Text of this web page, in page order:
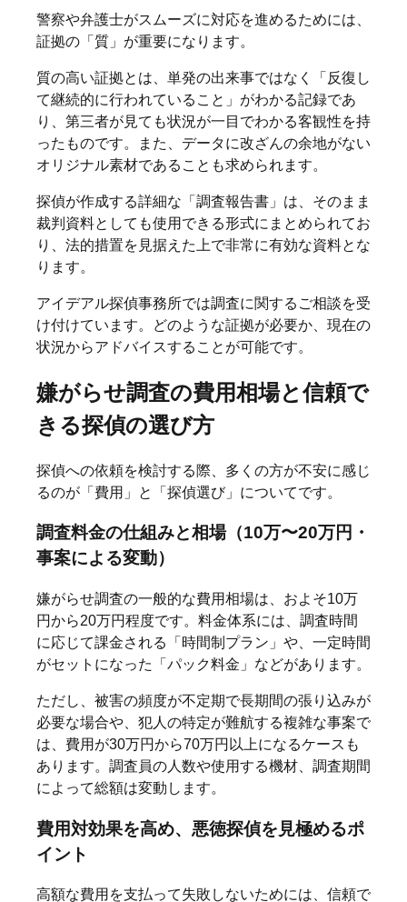
警察や弁護士がスムーズに対応を進めるためには、
証拠の「質」が重要になります。
質の高い証拠とは、単発の出来事ではなく「反復し
て継続的に行われていること」がわかる記録であ
り、第三者が見ても状況が一目でわかる客観性を持
ったものです。また、データに改ざんの余地がない
オリジナル素材であることも求められます。
探偵が作成する詳細な「調査報告書」は、そのまま
裁判資料としても使用できる形式にまとめられてお
り、法的措置を見据えた上で非常に有効な資料とな
ります。
アイデアル探偵事務所では調査に関するご相談を受
け付けています。どのような証拠が必要か、現在の
状況からアドバイスすることが可能です。
嫌がらせ調査の費用相場と信頼で
きる探偵の選び方
探偵への依頼を検討する際、多くの方が不安に感じ
るのが「費用」と「探偵選び」についてです。
調査料金の仕組みと相場（10万〜20万円・
事案による変動）
嫌がらせ調査の一般的な費用相場は、およそ10万
円から20万円程度です。料金体系には、調査時間
に応じて課金される「時間制プラン」や、一定時間
がセットになった「パック料金」などがあります。
ただし、被害の頻度が不定期で長期間の張り込みが
必要な場合や、犯人の特定が難航する複雑な事案で
は、費用が30万円から70万円以上になるケースも
あります。調査員の人数や使用する機材、調査期間
によって総額は変動します。
費用対効果を高め、悪徳探偵を見極めるポ
イント
高額な費用を支払って失敗しないためには、信頼で